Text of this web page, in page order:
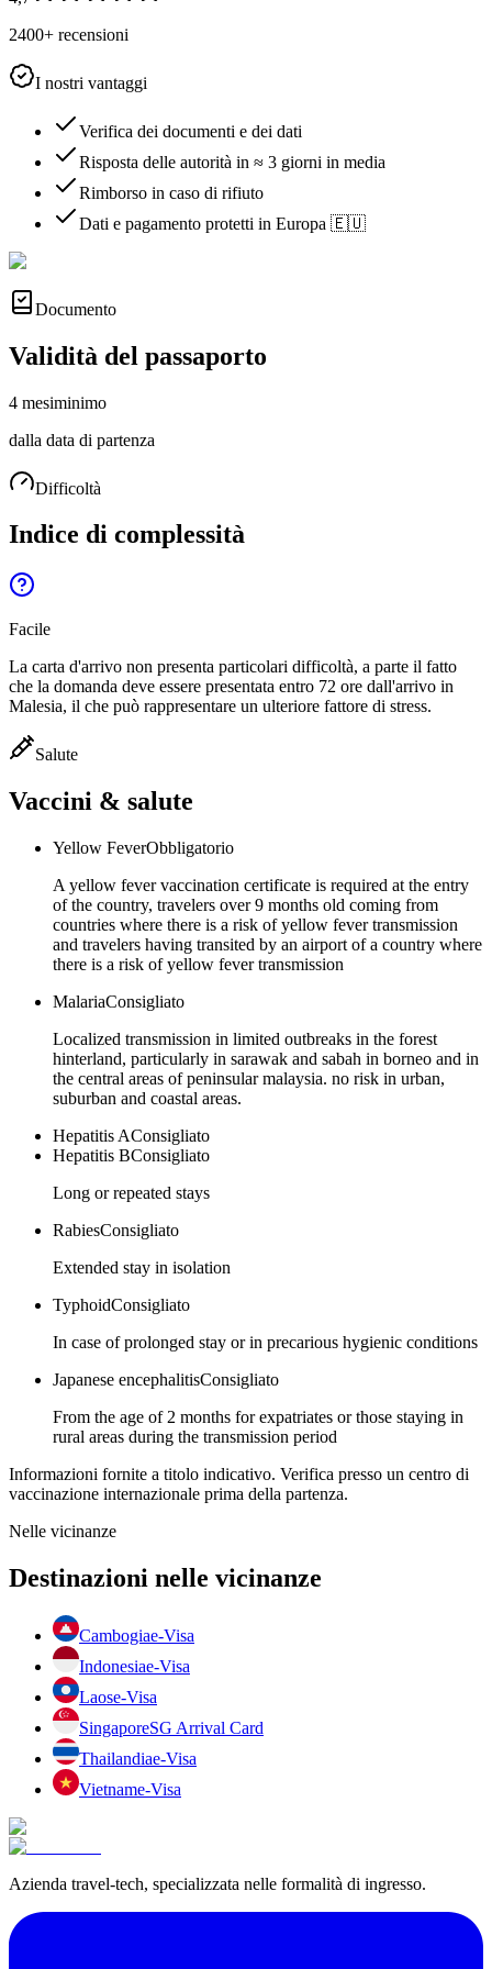
2400+ recensioni
I nostri vantaggi
Verifica dei documenti e dei dati
Risposta delle autorità in ≈ 3 giorni in media
Rimborso in caso di rifiuto
Dati e pagamento protetti in Europa 🇪🇺
Documento
Validità del passaporto
4 mesiminimo
dalla data di partenza
Difficoltà
Indice di complessità
Facile
La carta d'arrivo non presenta particolari difficoltà, a parte il fatto
che la domanda deve essere presentata entro 72 ore dall'arrivo in
Malesia, il che può rappresentare un ulteriore fattore di stress.
Salute
Vaccini & salute
Yellow FeverObbligatorio
A yellow fever vaccination certificate is required at the entry
of the country, travelers over 9 months old coming from
countries where there is a risk of yellow fever transmission
and travelers having transited by an airport of a country where
there is a risk of yellow fever transmission
MalariaConsigliato
Localized transmission in limited outbreaks in the forest
hinterland, particularly in sarawak and sabah in borneo and in
the central areas of peninsular malaysia. no risk in urban,
suburban and coastal areas.
Hepatitis AConsigliato
Hepatitis BConsigliato
Long or repeated stays
RabiesConsigliato
Extended stay in isolation
TyphoidConsigliato
In case of prolonged stay or in precarious hygienic conditions
Japanese encephalitisConsigliato
From the age of 2 months for expatriates or those staying in
rural areas during the transmission period
Informazioni fornite a titolo indicativo. Verifica presso un centro di
vaccinazione internazionale prima della partenza.
Nelle vicinanze
Destinazioni nelle vicinanze
Cambogiae-Visa
Indonesiae-Visa
Laose-Visa
SingaporeSG Arrival Card
Thailandiae-Visa
Vietname-Visa
Azienda travel-tech, specializzata nelle formalità di ingresso.